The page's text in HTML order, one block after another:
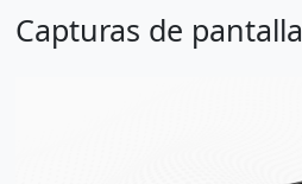
Capturas de pantalla